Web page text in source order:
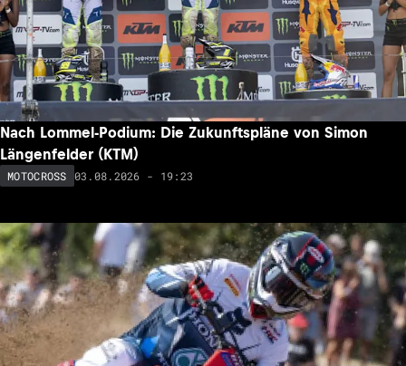
Nach Lommel-Podium: Die Zukunftspläne von Simon
Längenfelder (KTM)
MOTOCROSS 03.08.2026 - 19:23